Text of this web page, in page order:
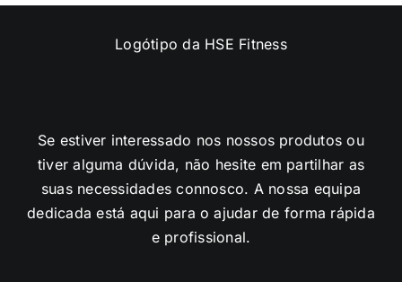
Se estiver interessado nos nossos produtos ou
tiver alguma dúvida, não hesite em partilhar as
suas necessidades connosco. A nossa equipa
dedicada está aqui para o ajudar de forma rápida
e profissional.